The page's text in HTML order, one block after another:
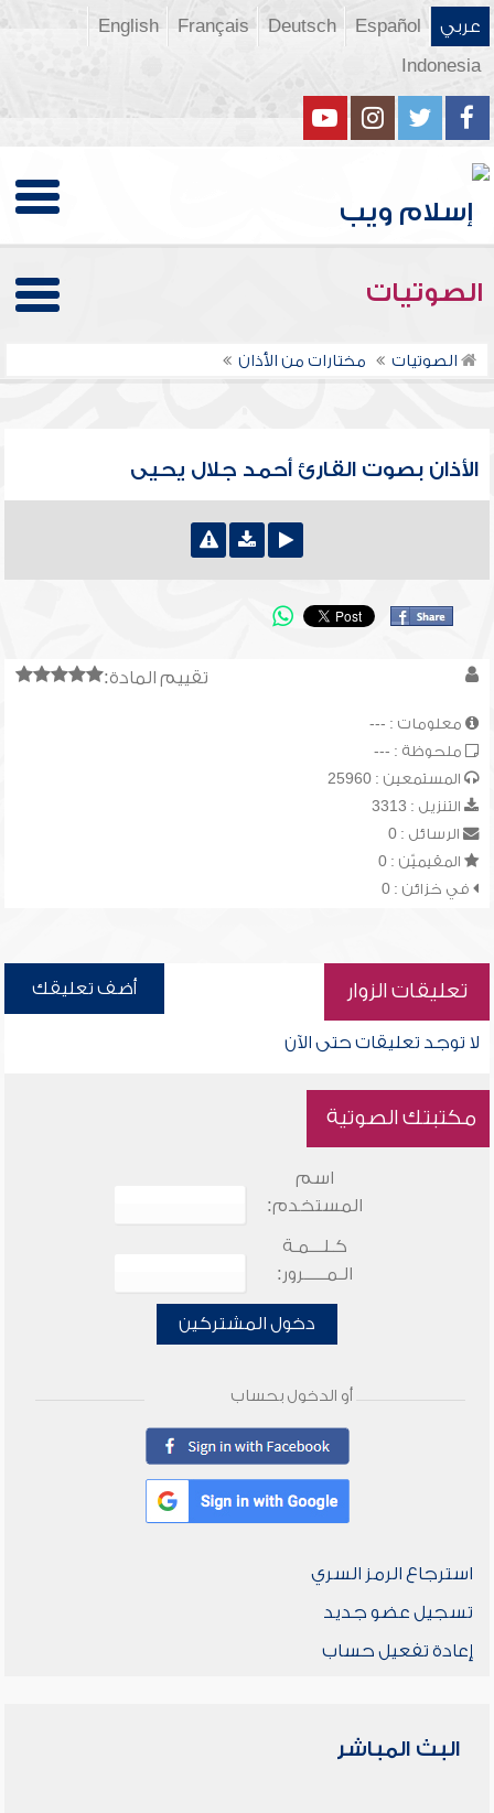
عربي Español
Deutsch
Français
English
Indonesia
الصوتيات
الصوتيات مختارات من الأذان
الأذان بصوت القارئ أحمد جلال يحيى
تقييم المادة:
معلومات : ---
ملحوظة : ---
المستمعين : 25960
التنزيل : 3313
الرسائل : 0
المقيميّن : 0
في خزائن : 0
تعليقات الزوار أضف تعليقك
لا توجد تعليقات حتى الآن
مكتبتك الصوتية
اسم
المستخدم:
كـلـــمـة
الـمـــــرور:
دخول المشتركين
أو الدخول بحساب
استرجاع الرمز السري
تسجيل عضو جديد
إعادة تفعيل حساب
البث المباشر